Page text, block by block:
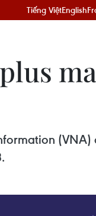
Tiếng ViệtEnglish
(VNA)